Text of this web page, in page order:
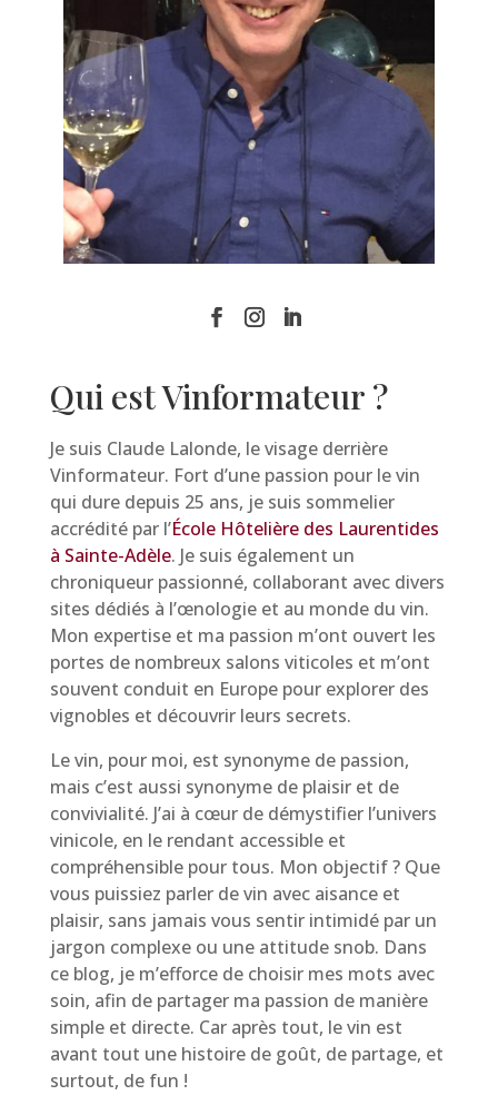
Qui est Vinformateur ?
Je suis Claude Lalonde, le visage derrière
Vinformateur. Fort d’une passion pour le vin
qui dure depuis 25 ans, je suis sommelier
accrédité par l’École Hôtelière des Laurentides
à Sainte-Adèle. Je suis également un
chroniqueur passionné, collaborant avec divers
sites dédiés à l’œnologie et au monde du vin.
Mon expertise et ma passion m’ont ouvert les
portes de nombreux salons viticoles et m’ont
souvent conduit en Europe pour explorer des
vignobles et découvrir leurs secrets.
Le vin, pour moi, est synonyme de passion,
mais c’est aussi synonyme de plaisir et de
convivialité. J’ai à cœur de démystifier l’univers
vinicole, en le rendant accessible et
compréhensible pour tous. Mon objectif ? Que
vous puissiez parler de vin avec aisance et
plaisir, sans jamais vous sentir intimidé par un
jargon complexe ou une attitude snob. Dans
ce blog, je m’efforce de choisir mes mots avec
soin, afin de partager ma passion de manière
simple et directe. Car après tout, le vin est
avant tout une histoire de goût, de partage, et
surtout, de fun !